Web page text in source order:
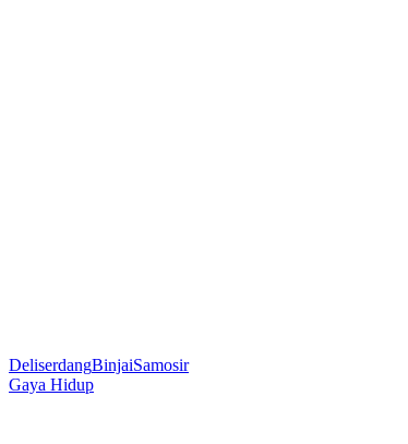
DeliserdangBinjaiSamosir
Gaya Hidup